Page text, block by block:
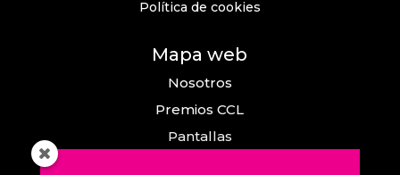
Política de cookies
Mapa web
Nosotros
Premios CCL
Pantallas